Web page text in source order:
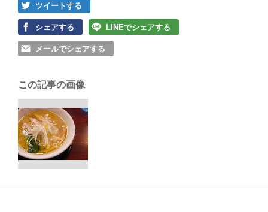
ツイートする
シェアする LINEでシェアする
メールでシェアする
この記事の画像